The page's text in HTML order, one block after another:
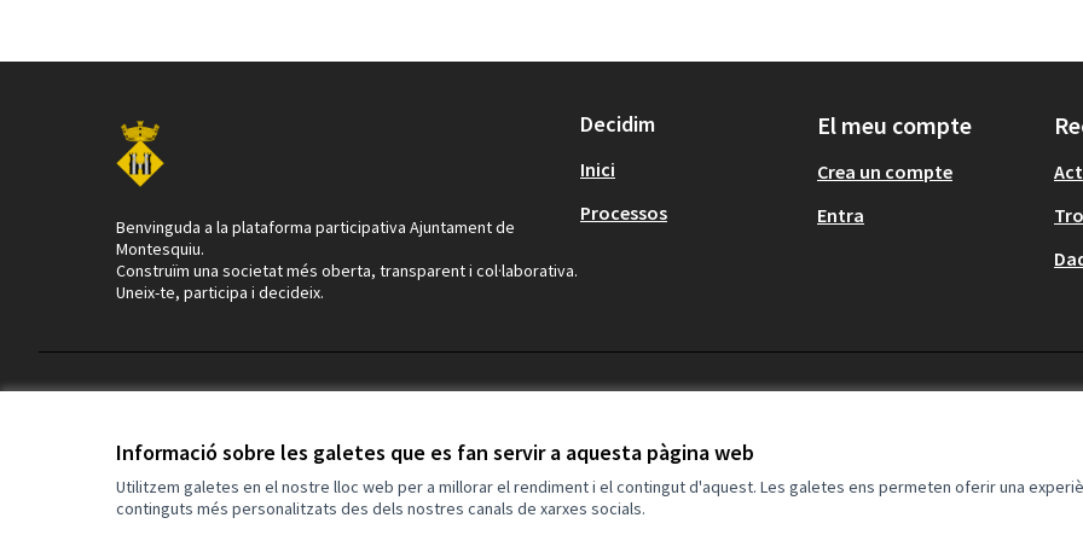
Informació sobre les galetes que es fan servir a aquesta pàgina web
Utilitzem galetes en el nostre lloc web per a millorar el rendiment i el contingut d'aquest. Les galetes ens permeten oferir una
continguts més personalitzats des dels nostres canals de xarxes socials.
Benvinguda a la plataforma participativa Ajuntament de
Montesquiu.
Construïm una societat més oberta, transparent i col·laborativa.
Uneix-te, participa i decideix.
Decidim
Inici
Processos
El meu compte
Crea un compte
Entra
(Enllaç extern)